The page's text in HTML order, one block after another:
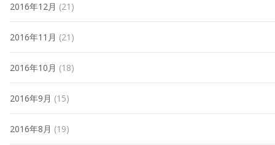
2016年12月 (21)
2016年11月 (21)
2016年10月 (18)
2016年9月 (15)
2016年8月 (19)